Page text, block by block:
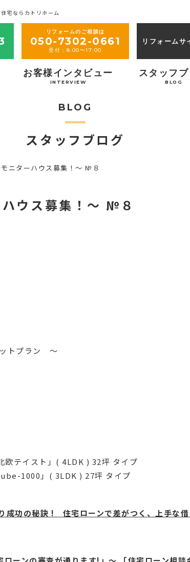
宅ならカトリホーム
リフォームのご相談は
050-7302-0661
受付：8:00〜17:00
リフォームサ
お客様インタビュー
INTERVIEW
スタッフ
BLOG
BLOG
スタッフブログ
モニターハウス募集！～ №８
ハウス募集！～ №８
トプラン 〜
スト」( 4LDK ) 32坪 タイプ
) 27坪 タイプ
成功の秘訣 ! 住宅ローンで差がつく、上手な